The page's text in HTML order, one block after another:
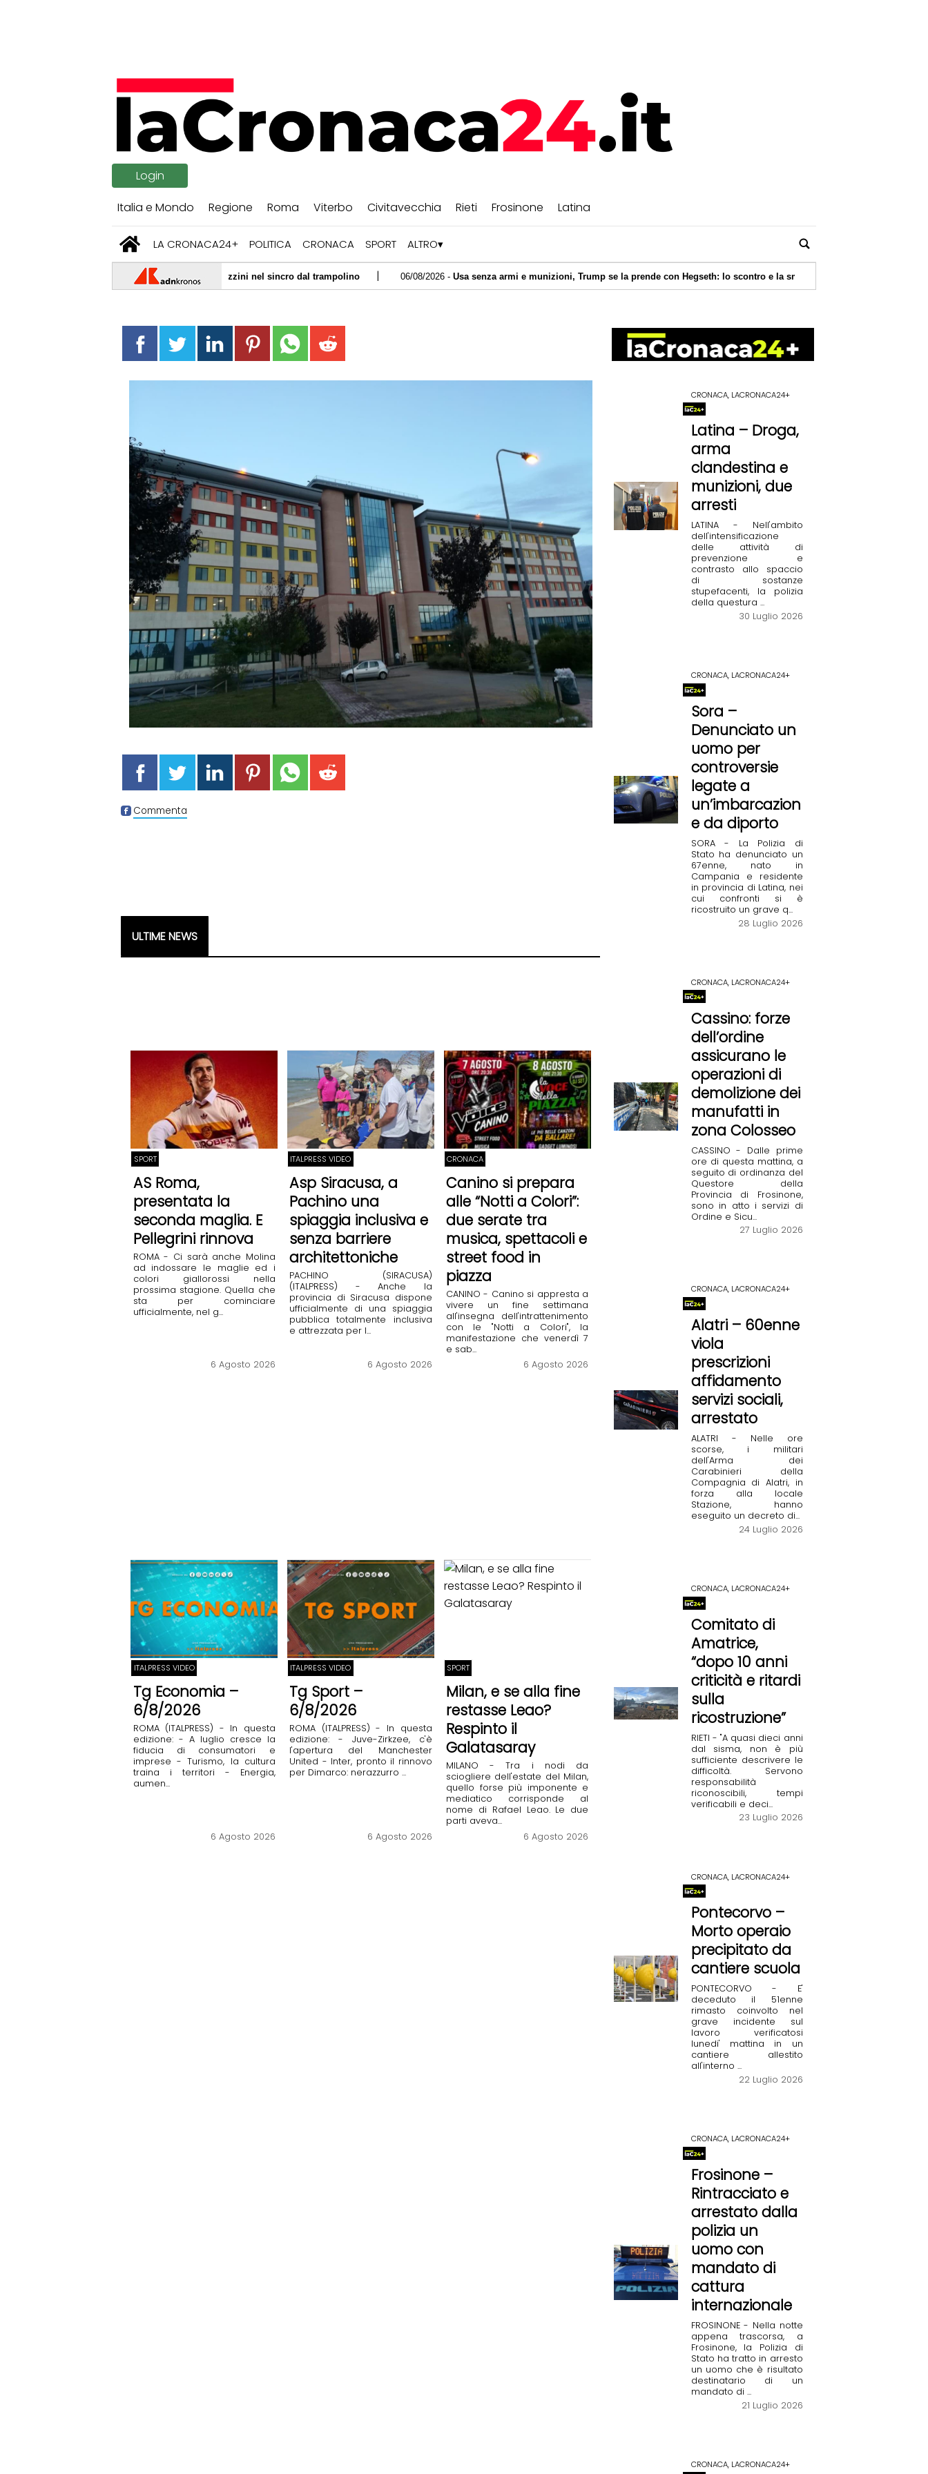
Login
Italia e Mondo
Regione Roma Viterbo Civitavecchia Rieti Frosinone Latina
LA CRONACA24+ POLITICA CRONACA SPORT ALTRO
d'oro agli Europei, trionfa con Pizzini nel sincro dal trampolino| 06/08/2026 - Usa senza armi e munizioni, Trump se la prende con Hegseth: lo scontro e la smentita|
Commenta
ULTIME NEWS
SPORT
AS Roma,
presentata la
seconda maglia. E
Pellegrini rinnova
ROMA - Ci sarà anche Molina
ad indossare le maglie ed i
colori giallorossi nella
prossima stagione. Quella che
sta per cominciare
ufficialmente, nel g...
6 Agosto 2026
ITALPRESS VIDEO
Asp Siracusa, a
Pachino una
spiaggia inclusiva e
senza barriere
architettoniche
PACHINO (SIRACUSA)
(ITALPRESS) - Anche la
provincia di Siracusa dispone
ufficialmente di una spiaggia
pubblica totalmente inclusiva
e attrezzata per l...
6 Agosto 2026
CRONACA
Canino si prepara
alle “Notti a Colori”:
due serate tra
musica, spettacoli e
street food in
piazza
CANINO - Canino si appresta a
vivere un fine settimana
all'insegna dell'intrattenimento
con le "Notti a Colori", la
manifestazione che venerdì 7
e sab...
6 Agosto 2026
ITALPRESS VIDEO
Tg Economia –
6/8/2026
ROMA (ITALPRESS) - In questa
edizione: - A luglio cresce la
fiducia di consumatori e
imprese - Turismo, la cultura
traina i territori - Energia,
aumen...
6 Agosto 2026
ITALPRESS VIDEO
Tg Sport –
6/8/2026
ROMA (ITALPRESS) - In questa
edizione: - Juve-Zirkzee, c'è
l'apertura del Manchester
United - Inter, pronto il rinnovo
per Dimarco: nerazzurro ...
6 Agosto 2026
SPORT
Milan, e se alla fine
restasse Leao?
Respinto il
Galatasaray
MILANO - Tra i nodi da
sciogliere dell'estate del Milan,
quello forse più imponente e
mediatico corrisponde al
nome di Rafael Leao. Le due
parti aveva...
6 Agosto 2026
CRONACA, LACRONACA24+
Latina – Droga,
arma
clandestina e
munizioni, due
arresti
LATINA - Nell'ambito
dell'intensificazione
delle attività di
prevenzione e
contrasto allo spaccio
di sostanze
stupefacenti, la polizia
della questura ...
30 Luglio 2026
CRONACA, LACRONACA24+
Sora –
Denunciato un
uomo per
controversie
legate a
un’imbarcazion
e da diporto
SORA - La Polizia di
Stato ha denunciato un
67enne, nato in
Campania e residente
in provincia di Latina, nei
cui confronti si è
ricostruito un grave q...
28 Luglio 2026
CRONACA, LACRONACA24+
Cassino: forze
dell’ordine
assicurano le
operazioni di
demolizione dei
manufatti in
zona Colosseo
CASSINO - Dalle prime
ore di questa mattina, a
seguito di ordinanza del
Questore della
Provincia di Frosinone,
sono in atto i servizi di
Ordine e Sicu...
27 Luglio 2026
CRONACA, LACRONACA24+
Alatri – 60enne
viola
prescrizioni
affidamento
servizi sociali,
arrestato
ALATRI - Nelle ore
scorse, i militari
dell'Arma dei
Carabinieri della
Compagnia di Alatri, in
forza alla locale
Stazione, hanno
eseguito un decreto di...
24 Luglio 2026
CRONACA, LACRONACA24+
Comitato di
Amatrice,
“dopo 10 anni
criticità e ritardi
sulla
ricostruzione”
RIETI - "A quasi dieci anni
dal sisma, non è più
sufficiente descrivere le
difficoltà. Servono
responsabilità
riconoscibili, tempi
verificabili e deci...
23 Luglio 2026
CRONACA, LACRONACA24+
Pontecorvo –
Morto operaio
precipitato da
cantiere scuola
PONTECORVO - E'
deceduto il 51enne
rimasto coinvolto nel
grave incidente sul
lavoro verificatosi
lunedi' mattina in un
cantiere allestito
all'interno ...
22 Luglio 2026
CRONACA, LACRONACA24+
Frosinone –
Rintracciato e
arrestato dalla
polizia un
uomo con
mandato di
cattura
internazionale
FROSINONE - Nella notte
appena trascorsa, a
Frosinone, la Polizia di
Stato ha tratto in arresto
un uomo che è risultato
destinatario di un
mandato di ...
21 Luglio 2026
CRONACA, LACRONACA24+